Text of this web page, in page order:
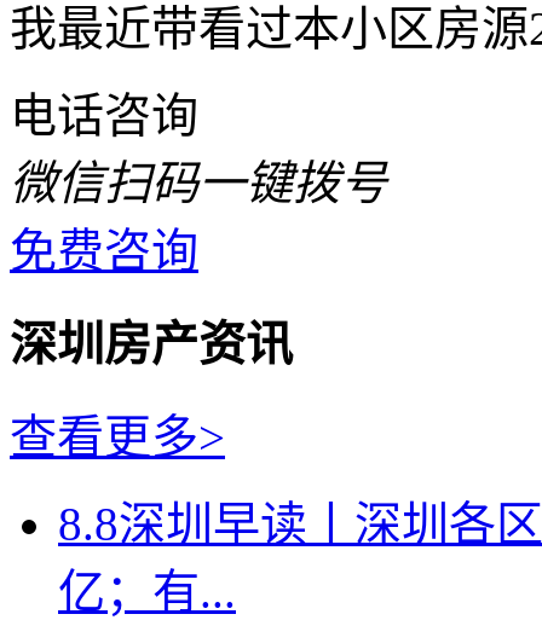
我最近带看过本小区房
电话咨询
微信扫码一键拨号
免费咨询
深圳房产资讯
查看更多>
8.8深圳早读丨深圳各
亿；有...